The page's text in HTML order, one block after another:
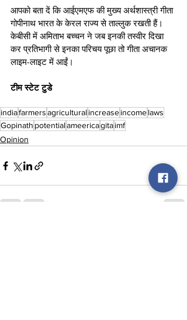
आपको बता दें कि आईएमएफ की मुख्य अर्थशास्त्री गीता
गोपीनाथ भारत के केरल राज्य से ताल्लुक रखती हैं।
केबीसी में अमिताभ बच्चन ने जब इनकी तस्वीर दिखा
कर प्रतिभागी से इनका परिचय पूछा तो गीता अचानक
लाइम-लाइट में आईं।
टीम स्टेट टुडे
indiafarmersagriculturalincreaseincomelaws
Gopinath potentialameericagitaimf
Opinion